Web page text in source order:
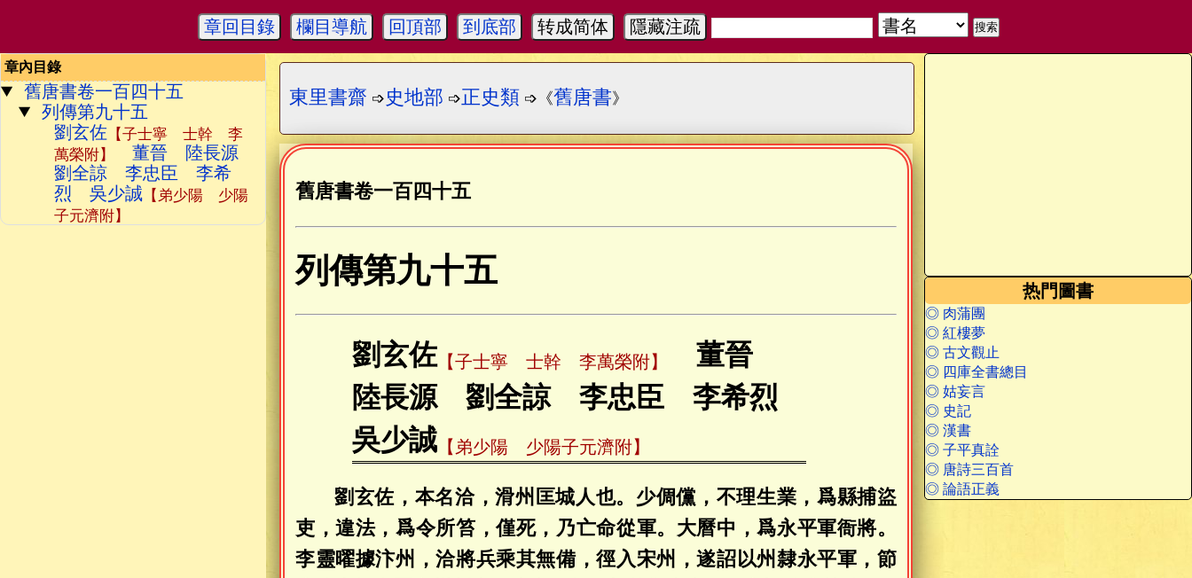
章回目錄 欄目導航 回頂部 到底部 转成简体 隱藏注疏
章內目錄
舊唐書卷一百四十五
列傳第九十五
劉玄佐 【子士寧 士幹 李
萬榮附】
董晉 陸長源
劉全諒 李忠臣 李希
烈 吳少誠 【弟少陽 少陽
子元濟附】
热門圖書
◎ 肉蒲團
◎ 紅樓夢
◎ 古文觀止
◎ 四庫全書總目
◎ 姑妄言
◎ 史記
◎ 漢書
◎ 子平真詮
◎ 唐詩三百首
◎ 論語正義
東里書齋 ➩ 史地部 ➩正史類 ➩《舊唐書》
舊唐書卷一百四十五
列傳第九十五
劉玄佐【子士寧 士幹 李萬榮附】
董晉
陸長源 劉全諒 李忠臣 李希烈
吳少誠 【弟少陽 少陽子元濟附】
劉玄佐，本名洽，滑州匡城人也。少倜儻，不理生業，爲縣捕盜
吏，違法，爲令所笞，僅死，乃亡命從軍。大曆中，爲永平軍衙將。
李靈曜據汴州，洽將兵乘其無備，徑入宋州，遂詔以州隸永平軍，節